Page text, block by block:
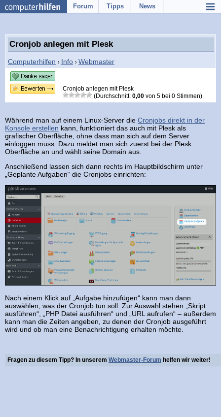
Forum Tipps News
Cronjob anlegen mit Plesk
Computerhilfen › Info › Webmaster
Cronjob anlegen mit Plesk
(Durchschnitt: 0,00 von 5 bei 0 Stimmen)
Während man auf einem Linux-Server die Cronjobs direkt in der
Konsole erstellen kann, funktioniert das auch mit Plesk als
grafischer Oberfläche, ohne dass man sich auf dem Server
einloggen muss. Dazu meldet man sich zuerst bei der Plesk
Oberfläche an und wählt seine Domain aus.
Anschließend lassen sich dann rechts im Hauptbildschirm unter
„Geplante Aufgaben“ die Cronjobs einrichten:
Nach einem Klick auf „Aufgabe hinzufügen“ kann man dann
auswählen, was der Cronjob tun soll. Zur Auswahl stehen „Skript
ausführen“, „PHP Datei ausführen“ und „URL aufrufen“ – außerdem
kann man die Zeiten angeben, zu denen der Cronjob ausgeführt
wird und ob man eine Benachrichtigung erhalten möchte.
Fragen zu diesem Tipp? In unserem Webmaster-Forum helfen wir weiter!